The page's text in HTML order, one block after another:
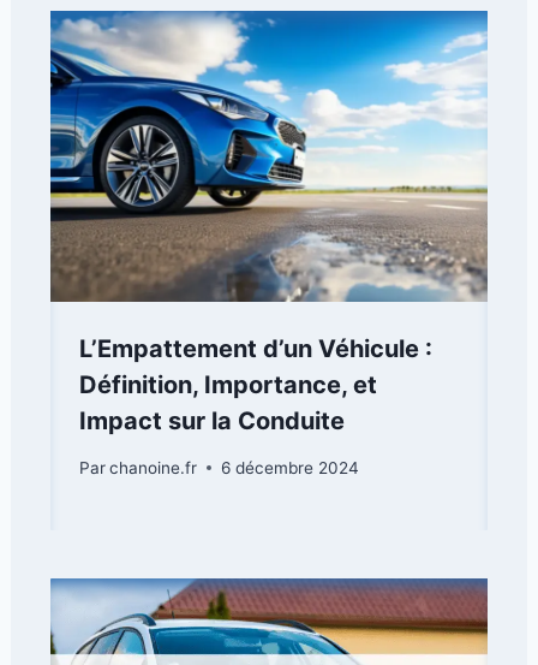
L’Empattement d’un Véhicule :
Définition, Importance, et
Impact sur la Conduite
Parchanoine.fr 6 décembre 2024